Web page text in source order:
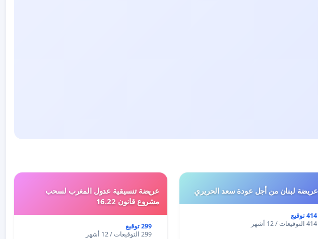
عريضة لبنان من أجل عودة سعد الحريري
414 توقيع
414 التوقيعات / 12 أشهر
عريضة تنسيقية عدول المغرب لسحب
مشروع قانون 16.22
299 توقيع
299 التوقيعات / 12 أشهر